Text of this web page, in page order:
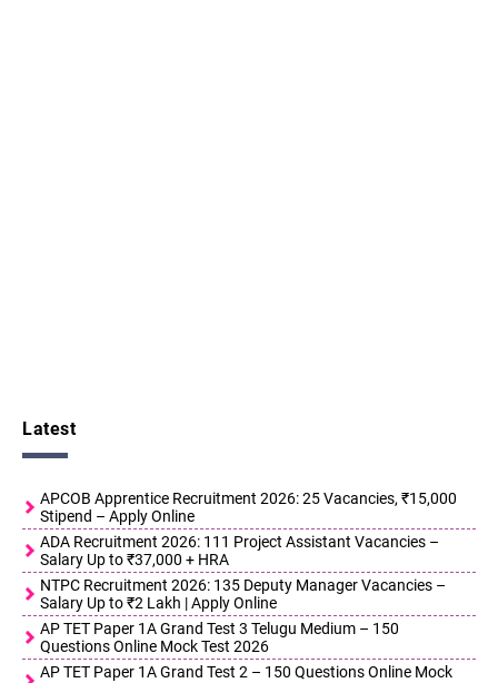
Latest
APCOB Apprentice Recruitment 2026: 25 Vacancies, ₹15,000
Stipend – Apply Online
ADA Recruitment 2026: 111 Project Assistant Vacancies –
Salary Up to ₹37,000 + HRA
NTPC Recruitment 2026: 135 Deputy Manager Vacancies –
Salary Up to ₹2 Lakh | Apply Online
AP TET Paper 1A Grand Test 3 Telugu Medium – 150
Questions Online Mock Test 2026
AP TET Paper 1A Grand Test 2 – 150 Questions Online Mock